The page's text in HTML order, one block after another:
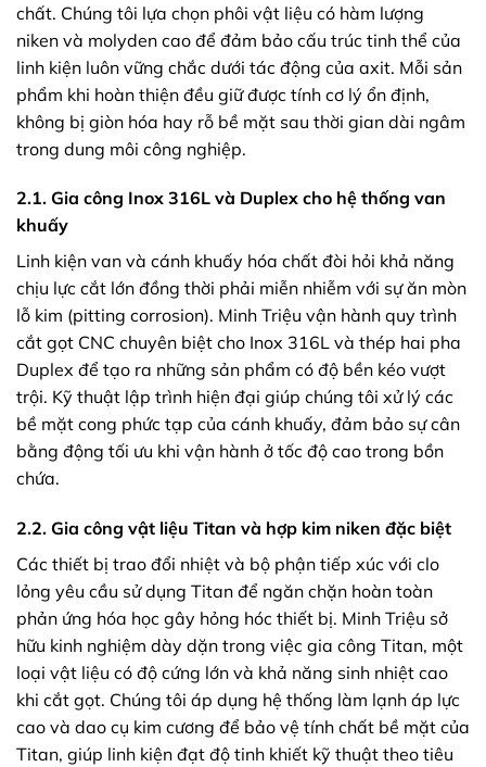
chất. Chúng tôi lựa chọn phôi vật liệu có hàm lượng
niken và molyden cao để đảm bảo cấu trúc tinh thể của
linh kiện luôn vững chắc dưới tác động của axit. Mỗi sản
phẩm khi hoàn thiện đều giữ được tính cơ lý ổn định,
không bị giòn hóa hay rỗ bề mặt sau thời gian dài ngâm
trong dung môi công nghiệp.
2.1. Gia công Inox 316L và Duplex cho hệ thống van
khuấy
Linh kiện van và cánh khuấy hóa chất đòi hỏi khả năng
chịu lực cắt lớn đồng thời phải miễn nhiễm với sự ăn mòn
lỗ kim (pitting corrosion). Minh Triệu vận hành quy trình
cắt gọt CNC chuyên biệt cho Inox 316L và thép hai pha
Duplex để tạo ra những sản phẩm có độ bền kéo vượt
trội. Kỹ thuật lập trình hiện đại giúp chúng tôi xử lý các
bề mặt cong phức tạp của cánh khuấy, đảm bảo sự cân
bằng động tối ưu khi vận hành ở tốc độ cao trong bồn
chứa.
2.2. Gia công vật liệu Titan và hợp kim niken đặc biệt
Các thiết bị trao đổi nhiệt và bộ phận tiếp xúc với clo
lỏng yêu cầu sử dụng Titan để ngăn chặn hoàn toàn
phản ứng hóa học gây hỏng hóc thiết bị. Minh Triệu sở
hữu kinh nghiệm dày dặn trong việc gia công Titan, một
loại vật liệu có độ cứng lớn và khả năng sinh nhiệt cao
khi cắt gọt. Chúng tôi áp dụng hệ thống làm lạnh áp lực
cao và dao cụ kim cương để bảo vệ tính chất bề mặt của
Titan, giúp linh kiện đạt độ tinh khiết kỹ thuật theo tiêu